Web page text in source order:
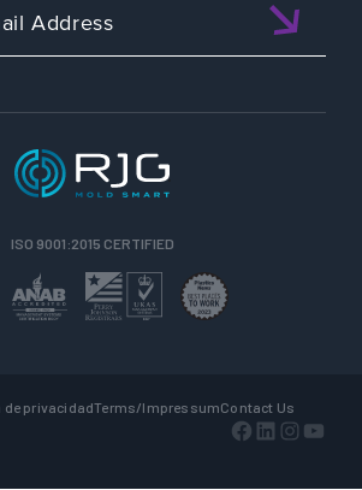
ISO 9001:2015 CERTIFIED
de privacidadTerms/ImpressumContact Us
Facebook
LinkedIn